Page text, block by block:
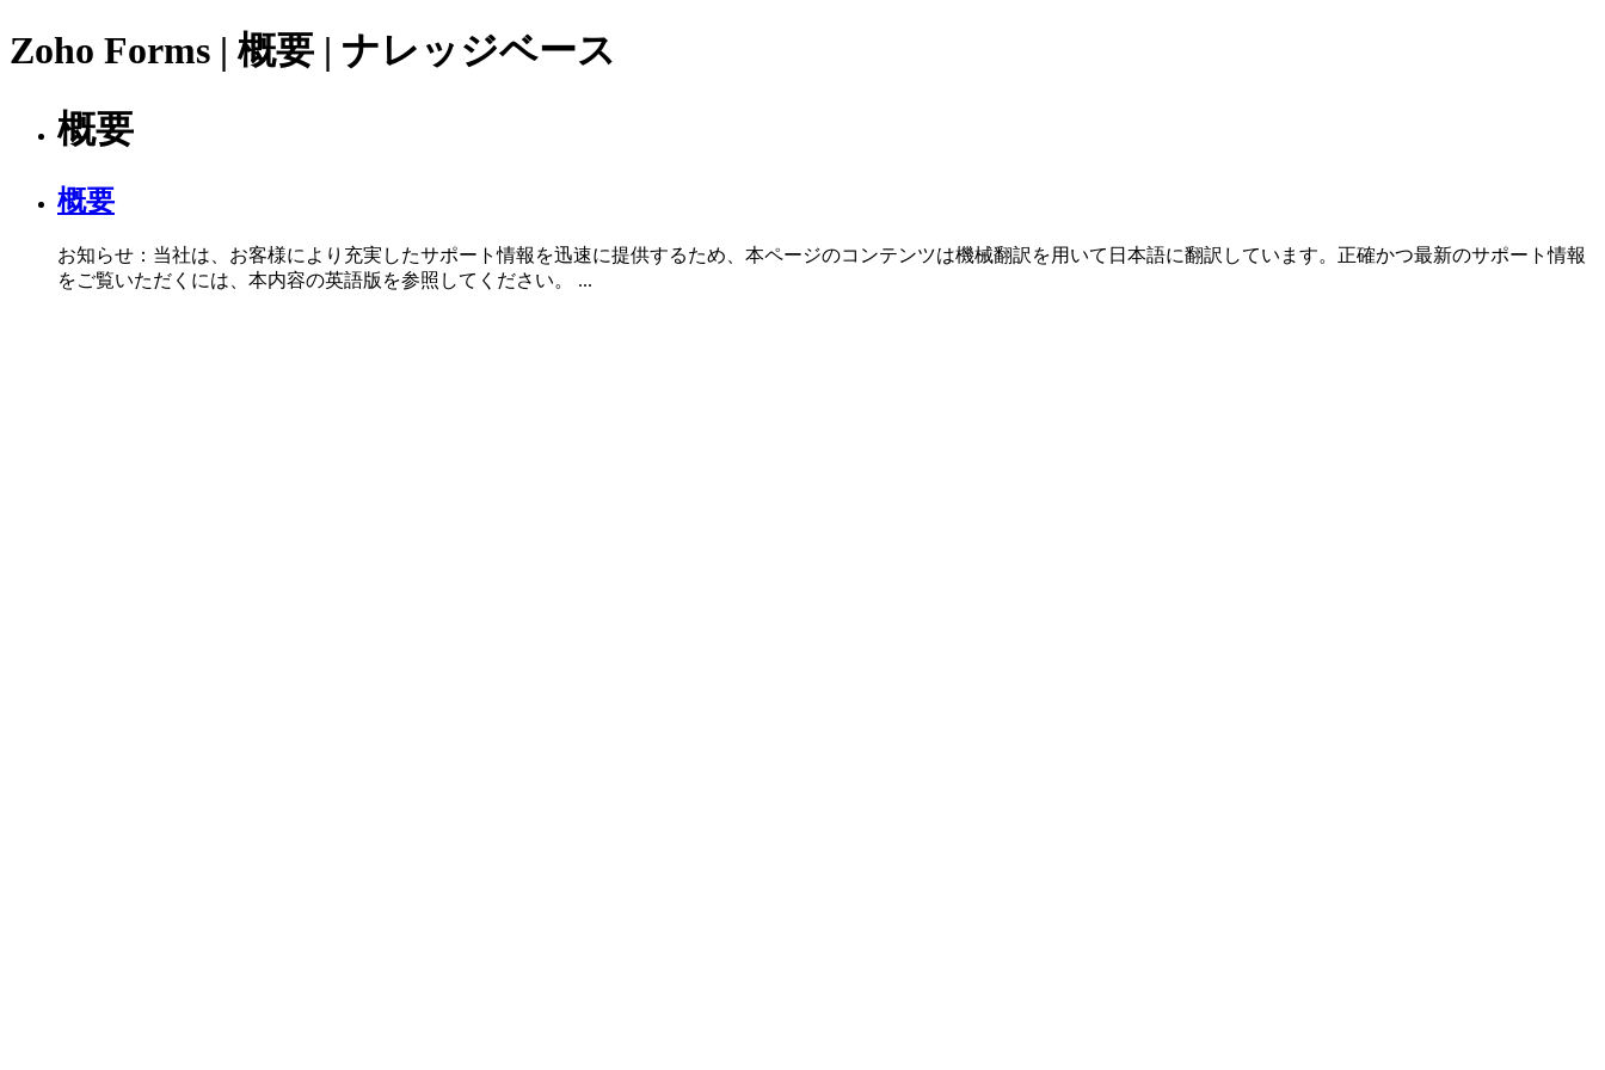
Zoho Forms | 概要 | ナレッジベース
概要
概要
お知らせ：当社は、お客様により充実したサポート情報を迅速に提供するため、本ページのコンテンツは機械翻訳を用いて日本語に翻訳しています。正確かつ最新のサポート情報
をご覧いただくには、本内容の英語版を参照してください。 ...